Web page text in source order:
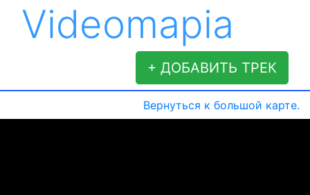
Videomapia
+ ДОБАВИТЬ ТРЕК
Вернуться к большой карте.